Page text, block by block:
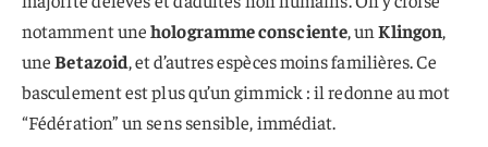
notamment unehologramme consciente, unKlingon,
uneBetazoid, et d’autres espèces moins familières. Ce
basculement est plus qu’un gimmick : il redonne au mot
“Fédération” un sens sensible, immédiat.